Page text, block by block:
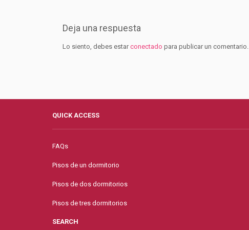
Deja una respuesta
Lo siento, debes estarconectado para publicar un comentario.
QUICK ACCESS
FAQs
Pisos de un dormitorio
Pisos de dos dormitorios
Pisos de tres dormitorios
SEARCH